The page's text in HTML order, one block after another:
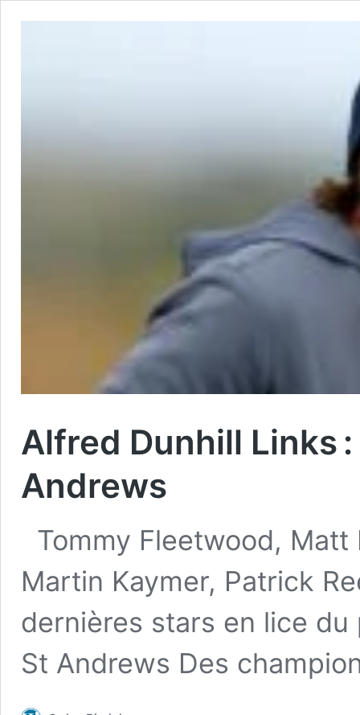
Alfred Dunhill Links
Andrews
Tommy Fleetwood,
Martin Kaymer, Patrick
dernières stars en lice
St Andrews Des